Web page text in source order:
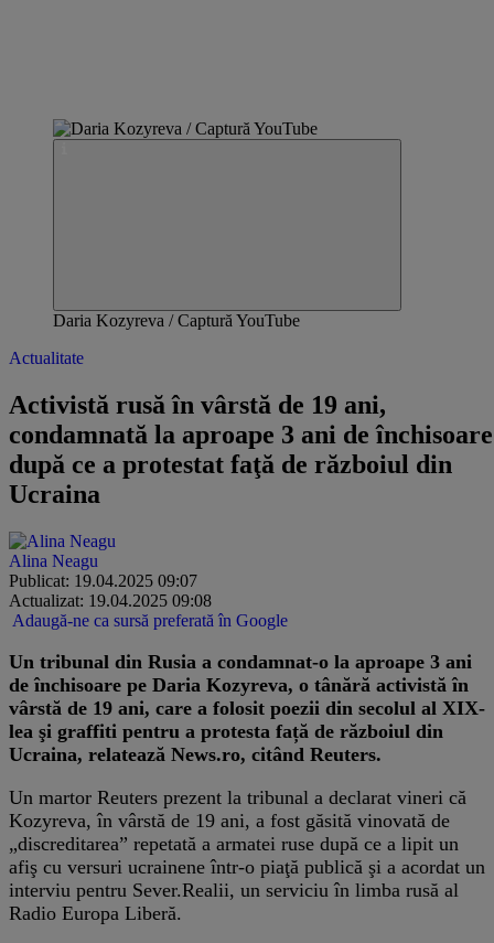
Daria Kozyreva / Captură YouTube
Actualitate
Activistă rusă în vârstă de 19 ani,
condamnată la aproape 3 ani de închisoare
după ce a protestat faţă de războiul din
Ucraina
Alina Neagu
Publicat: 19.04.2025 09:07
Actualizat: 19.04.2025 09:08
Adaugă-ne ca sursă preferată în Google
Un tribunal din Rusia a condamnat-o la aproape 3 ani
de închisoare pe Daria Kozyreva, o tânără activistă în
vârstă de 19 ani, care a folosit poezii din secolul al XIX-
lea şi graffiti pentru a protesta față de războiul din
Ucraina, relatează News.ro, citând Reuters.
Un martor Reuters prezent la tribunal a declarat vineri că
Kozyreva, în vârstă de 19 ani, a fost găsită vinovată de
„discreditarea” repetată a armatei ruse după ce a lipit un
afiş cu versuri ucrainene într-o piaţă publică şi a acordat un
interviu pentru Sever.Realii, un serviciu în limba rusă al
Radio Europa Liberă.